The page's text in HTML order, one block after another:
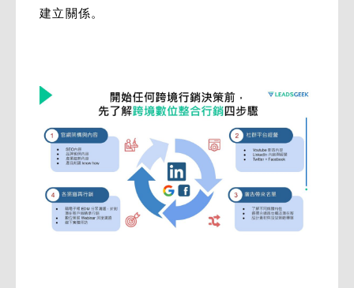
建立關係。